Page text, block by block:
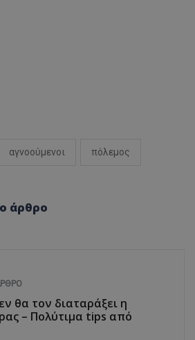
αγνοούμενοι πόλεμος
άρθρο
θα τον διαταράξει η
– Πολύτιμα tips από